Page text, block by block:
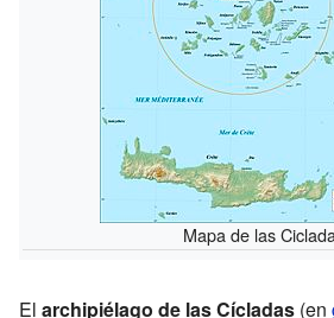
Mapa de las
El archipiélago de las Cícladas (en